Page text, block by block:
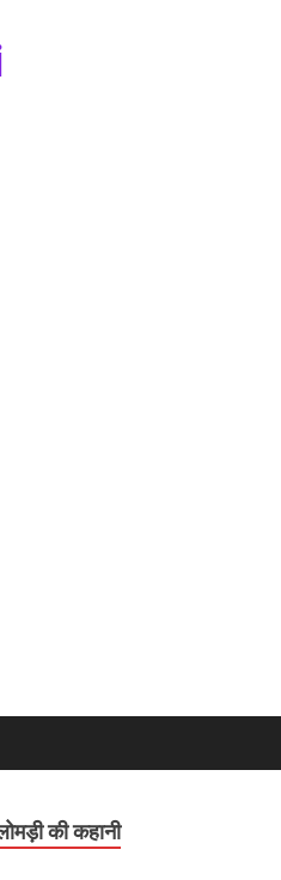
की कहानी